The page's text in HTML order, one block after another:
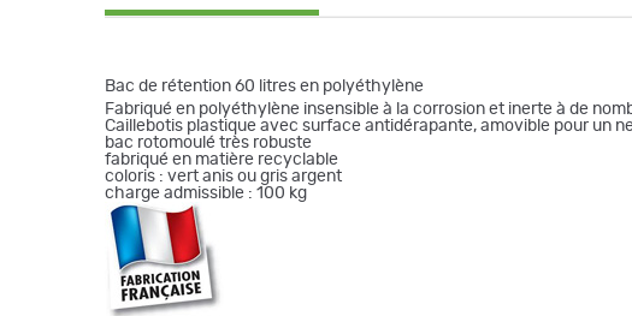
Bac de rétention 60 litres en polyéthylène
Fabriqué en polyéthylène insensible à la corrosion et inerte à de
Caillebotis plastique avec surface antidérapante, amovible pour un
bac rotomoulé très robuste
fabriqué en matière recyclable
coloris : vert anis ou gris argent
charge admissible : 100 kg